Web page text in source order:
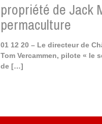
propriété de Jack
permaculture
01 12 20 – Le directeur de
Tom Vercammen, pilote « le
de[…]